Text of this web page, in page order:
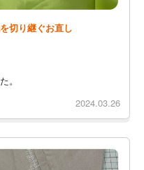
切り継ぐお直し
。
2024.03.26